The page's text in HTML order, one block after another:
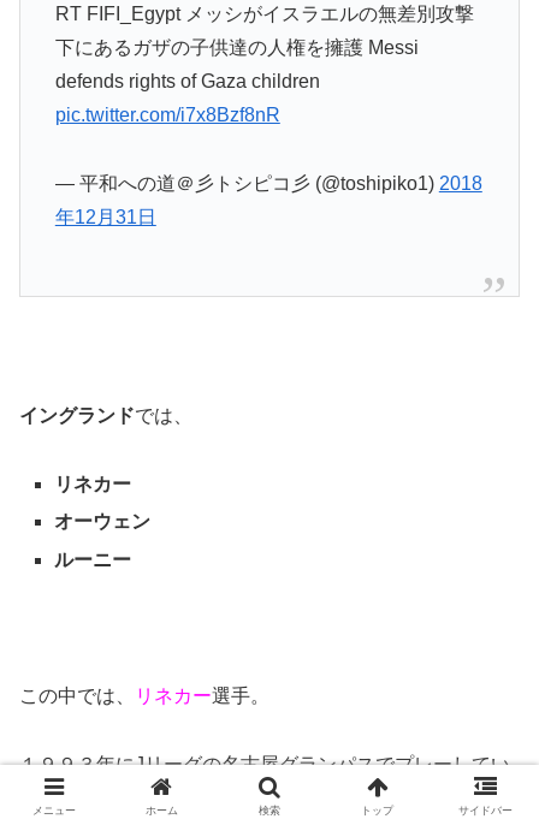
RT FIFI_Egypt メッシがイスラエルの無差別攻撃
下にあるガザの子供達の人権を擁護 Messi
defends rights of Gaza children
pic.twitter.com/i7x8Bzf8nR
— 平和への道＠彡トシピコ彡 (@toshipiko1) 2018
年12月31日
イングランドでは、
リネカー
オーウェン
ルーニー
この中では、 リネカー選手。
１９９３年にJリーグの名古屋グランパスでプレーしてい
たので、ご存知の方も多いと思いますが、
メニュー ホーム 検索 トップ サイドバー